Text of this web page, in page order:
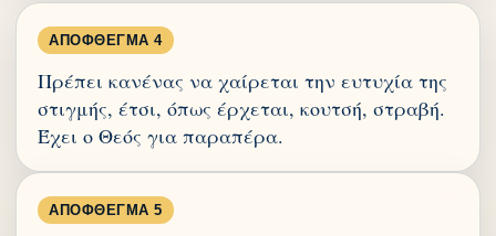
ΑΠΌΦΘΕΓΜΑ 4
Πρέπει κανένας να χαίρεται την ευτυχία της
στιγμής, έτσι, όπως έρχεται, κουτσή, στραβή.
Έχει ο Θεός για παραπέρα.
ΑΠΌΦΘΕΓΜΑ 5